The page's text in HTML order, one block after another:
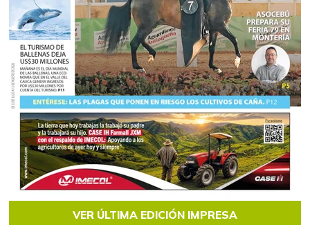
VER ÚLTIMA EDICIÓN IMPRESA